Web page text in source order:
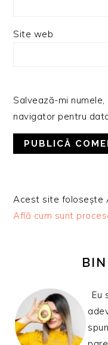
Site web
Salvează-mi
navigator pentru
Acest site folosește
Află cum sunt
Eu